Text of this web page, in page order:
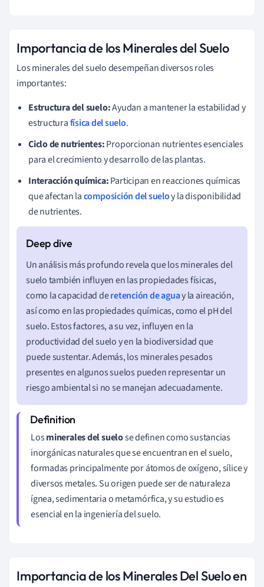
Importancia de los Minerales del Suelo
Los minerales del suelo desempeñan diversos roles
importantes:
Estructura del suelo:Ayudan a mantener la estabilidad y
estructurafísica del suelo.
Ciclo de nutrientes:Proporcionan nutrientes esenciales
para el crecimiento y desarrollo de las plantas.
Interacción química:Participan en reacciones químicas
que afectan lacomposición del sueloy la disponibilidad
de nutrientes.
Un análisis más profundo revela que los minerales del
suelo también influyen en las propiedades físicas,
como la capacidad deretención de aguay la aireación,
así como en las propiedades químicas, como el pH del
suelo. Estos factores, a su vez, influyen en la
productividad del suelo y en la biodiversidad que
puede sustentar. Además, los minerales pesados
presentes en algunos suelos pueden representar un
riesgo ambiental si no se manejan adecuadamente.
Losminerales del suelose definen como sustancias
inorgánicas naturales que se encuentran en el suelo,
formadas principalmente por átomos de oxígeno, sílice y
diversos metales. Su origen puede ser de naturaleza
ígnea, sedimentaria o metamórfica, y su estudio es
esencial en la ingeniería del suelo.
Importancia de los Minerales Del Suelo en